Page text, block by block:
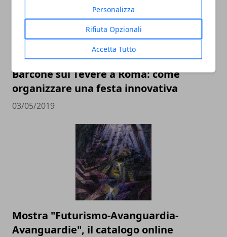
Personalizza
Rifiuta Opzionali
Accetta Tutto
Barcone sul Tevere a Roma: come
organizzare una festa innovativa
03/05/2019
Mostra "Futurismo-Avanguardia-
Avanguardie", il catalogo online